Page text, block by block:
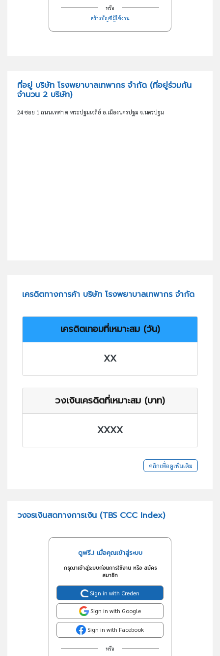
หรือ
สร้างบัญชีผู้ใช้งาน
ที่อยู่ บริษัท โรงพยาบาลเทพากร จำกัด (ที่อยู่ร่วมกัน
จำนวน 2 บริษัท)
24 ซอย 1 ถนนเทศา ต.พระปฐมเจดีย์ อ.เมืองนครปฐม จ.นครปฐม
เครดิตทางการค้า บริษัท โรงพยาบาลเทพากร จำกัด
เครดิตเทอมที่เหมาะสม (วัน)
XX
วงเงินเครดิตที่เหมาะสม (บาท)
XXXX
คลิกเพื่อดูเพิ่มเติม
วงจรเงินสดทางการเงิน (TBS CCC Index)
ดูฟรี..! เมื่อคุณเข้าสู่ระบบ
กรุณาเข้าสู่ระบบก่อนการใช้งาน หรือ สมัคร
สมาชิก
Sign in with Creden
Sign in with Google
Sign in with Facebook
หรือ